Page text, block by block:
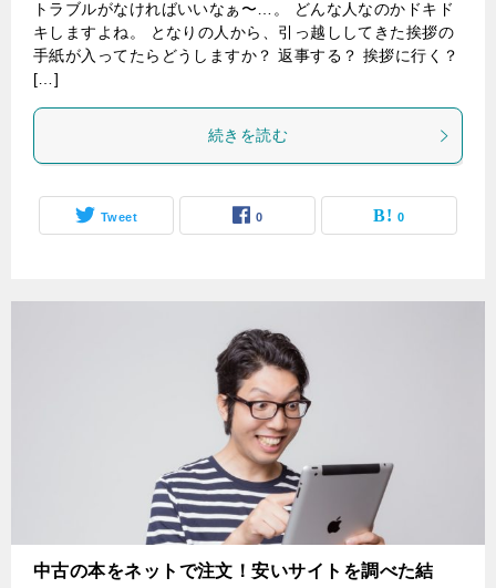
トラブルがなければいいなぁ〜…。 どんな人なのかドキド
キしますよね。 となりの人から、引っ越ししてきた挨拶の
手紙が入ってたらどうしますか？ 返事する？ 挨拶に行く？
[…]
続きを読む
Tweet 0 0
中古の本をネットで注文！安いサイトを調べた結